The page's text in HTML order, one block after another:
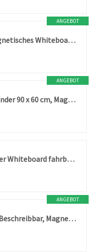
ANGEBOT
VIZ-PRO Mobiles Magnetisches Whiteboard mit Ständer und Rollen 90 x 60 cm
ANGEBOT
maxtek Flipchart Ständer 90 x 60 cm, Magnetisches Whiteboard auf Rollen
MOB Flipchart Ständer Whiteboard fahrbar mit Rollen Ständer 73x105cm | Höhenverstellbar bis 210cm, Beschreibbar, Trocken abwischbar, magnetisch, Flip Chart mit Magnettafel rollbar & Seitenarmen Shark
ANGEBOT
FRANKEN Flipchart, Beschreibbar, Magnetisch, Mobil, Mit Rollen und 2 Seitenarmen, Whiteboard mit Ständer, Papierhalterung und Stifteablage, 68 x 105 cm, ECO Mobil, F2400/N